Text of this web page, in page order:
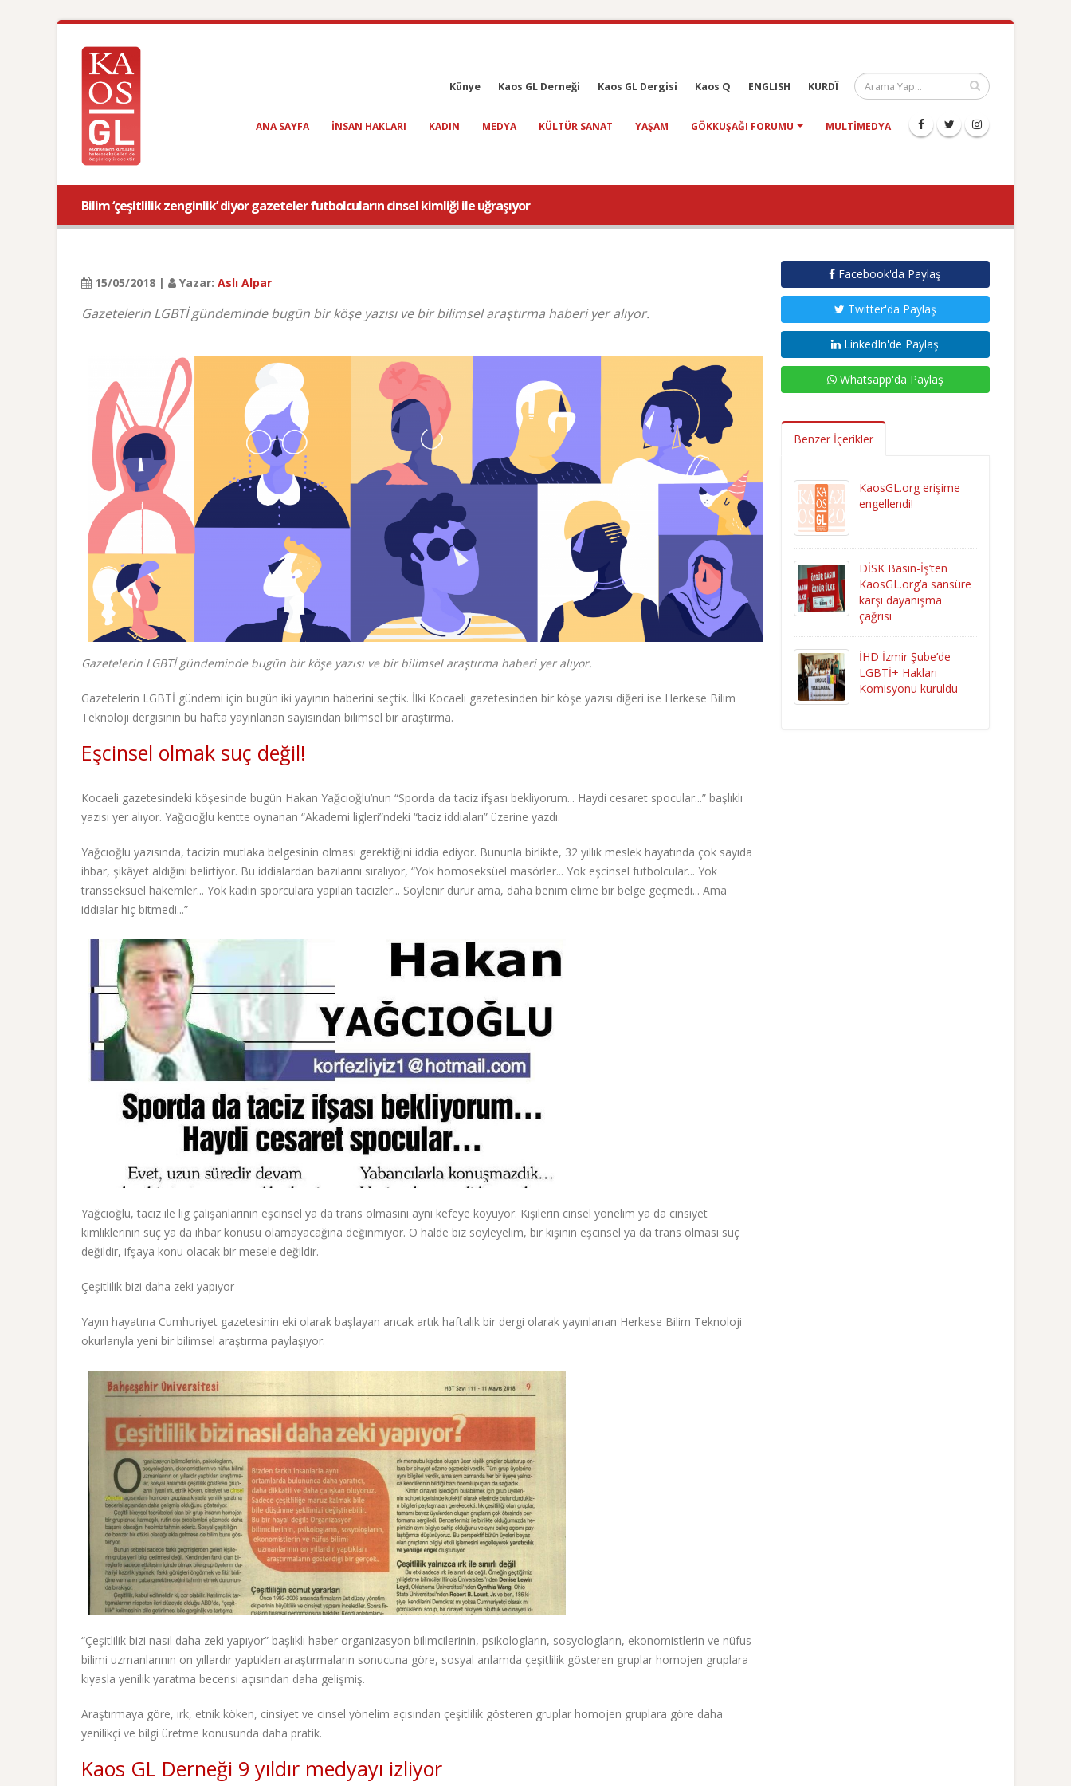
Künye Kaos GL Derneği Kaos GL Dergisi Kaos Q ENGLISH KURDÎ
ANA SAYFA INSAN HAKLARI KADIN MEDYA KÜLTÜR SANAT YAŞAM GÖKKUŞAĞI FORUMU MULTIMEDYA
Bilim ‘çeşitlilik zenginlik’ diyor gazeteler futbolcuların cinsel kimliği ile uğraşıyor
15/05/2018 | Yazar: Aslı Alpar
Gazetelerin LGBTİ gündeminde bugün bir köşe yazısı ve bir bilimsel araştırma haberi yer alıyor.
Gazetelerin LGBTİ gündeminde bugün bir köşe yazısı ve bir bilimsel araştırma haberi yer alıyor.
Gazetelerin LGBTİ gündemi için bugün iki yayının haberini seçtik. İlki Kocaeli gazetesinden bir köşe yazısı diğeri ise Herkese Bilim
Teknoloji dergisinin bu hafta yayınlanan sayısından bilimsel bir araştırma.
Eşcinsel olmak suç değil!
Kocaeli gazetesindeki köşesinde bugün Hakan Yağcıoğlu’nun “Sporda da taciz ifşası bekliyorum... Haydi cesaret spocular...” başlıklı
yazısı yer alıyor. Yağcıoğlu kentte oynanan “Akademi ligleri”ndeki “taciz iddiaları” üzerine yazdı.
Yağcıoğlu yazısında, tacizin mutlaka belgesinin olması gerektiğini iddia ediyor. Bununla birlikte, 32 yıllık meslek hayatında çok sayıda
ihbar, şikâyet aldığını belirtiyor. Bu iddialardan bazılarını sıralıyor, “Yok homoseksüel masörler... Yok eşcinsel futbolcular... Yok
transseksüel hakemler... Yok kadın sporculara yapılan tacizler... Söylenir durur ama, daha benim elime bir belge geçmedi... Ama
iddialar hiç bitmedi...”
Yağcıoğlu, taciz ile lig çalışanlarının eşcinsel ya da trans olmasını aynı kefeye koyuyor. Kişilerin cinsel yönelim ya da cinsiyet
kimliklerinin suç ya da ihbar konusu olamayacağına değinmiyor. O halde biz söyleyelim, bir kişinin eşcinsel ya da trans olması suç
değildir, ifşaya konu olacak bir mesele değildir.
Çeşitlilik bizi daha zeki yapıyor
Yayın hayatına Cumhuriyet gazetesinin eki olarak başlayan ancak artık haftalık bir dergi olarak yayınlanan Herkese Bilim Teknoloji
okurlarıyla yeni bir bilimsel araştırma paylaşıyor.
“Çeşitlilik bizi nasıl daha zeki yapıyor” başlıklı haber organizasyon bilimcilerinin, psikologların, sosyologların, ekonomistlerin ve nüfus
bilimi uzmanlarının on yıllardır yaptıkları araştırmaların sonucuna göre, sosyal anlamda çeşitlilik gösteren gruplar homojen gruplara
kıyasla yenilik yaratma becerisi açısından daha gelişmiş.
Araştırmaya göre, ırk, etnik köken, cinsiyet ve cinsel yönelim açısından çeşitlilik gösteren gruplar homojen gruplara göre daha
yenilikçi ve bilgi üretme konusunda daha pratik.
Kaos GL Derneği 9 yıldır medyayı izliyor
Facebook'da Paylaş
Twitter'da Paylaş
LinkedIn'de Paylaş
Whatsapp'da Paylaş
Benzer İçerikler
KaosGL.org erişime
engellendi!
DİSK Basın-İş’ten
KaosGL.org’a sansüre
karşı dayanışma
çağrısı
İHD İzmir Şube’de
LGBTİ+ Hakları
Komisyonu kuruldu